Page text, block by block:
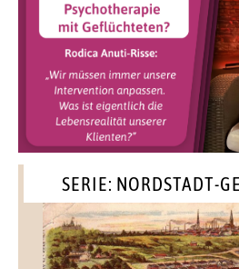
SERIE: NORDSTADT-